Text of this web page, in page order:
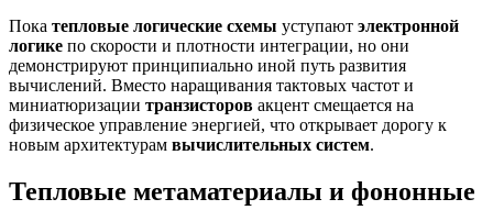
Пока тепловые логические схемы уступают электронной
логике по скорости и плотности интеграции, но они
демонстрируют принципиально иной путь развития
вычислений. Вместо наращивания тактовых частот и
миниатюризации транзисторов акцент смещается на
физическое управление энергией, что открывает дорогу к
новым архитектурам вычислительных систем.
Тепловые метаматериалы и фононные